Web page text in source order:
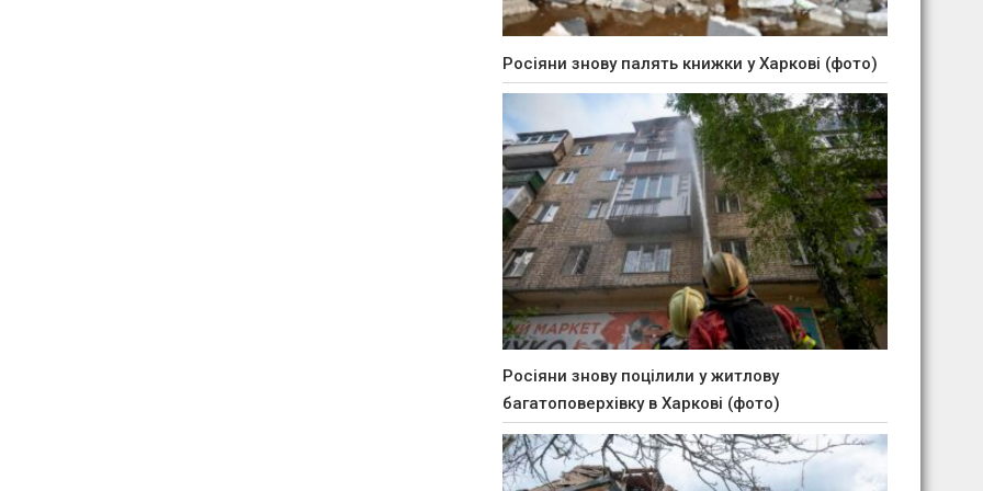
Росіяни знову палять книжки у Харкові (фото)
Росіяни знову поцілили у житлову
багатоповерхівку в Харкові (фото)